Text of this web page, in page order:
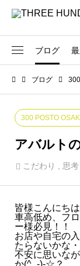
ブログ
300 POSTO
BLOG
お知らせ
デモカー
2026
- 2026.05
- 2026.04
- 2026.03
- 2026.01
2025
ブログ
300 POSTO
アバルト
こだわり , 思考
皆様こんにち
車高低め、フ
ー様必見！！
お店や自宅の
たらないかな
不安に思いな